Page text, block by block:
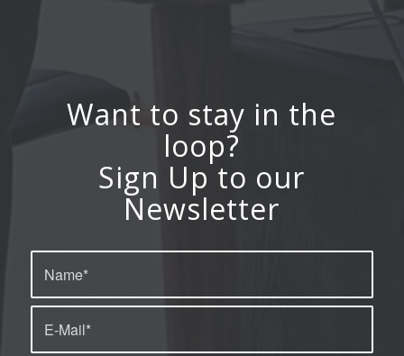
Want to stay in the
loop?
Sign Up to our
Newsletter